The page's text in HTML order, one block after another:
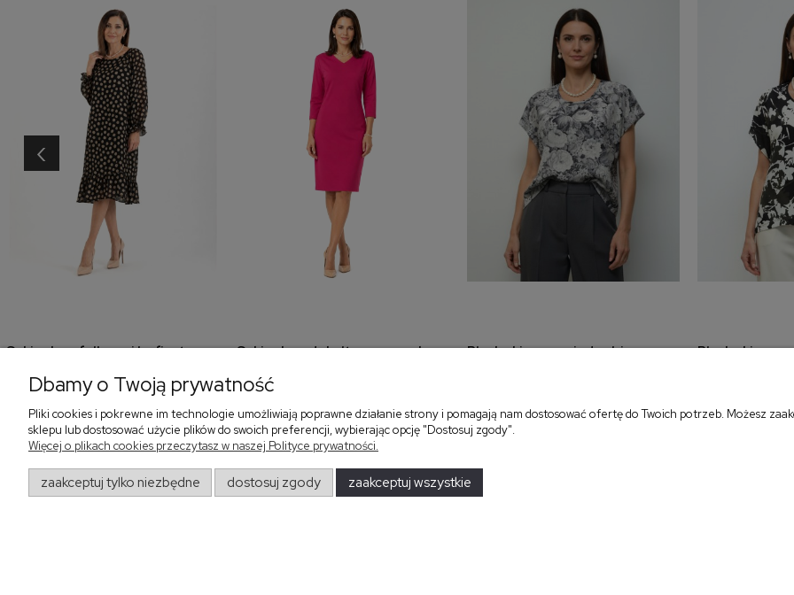
dodaj do koszyka
Sukienka z falbaną i bufiastym
579,00 zł
dodaj do koszyka
Sukienka z dekoltem w serek,
dodaj do koszyka
Bluzka kimono z jedwabiu w
dodaj
Bluzka kimono
‹
Regulaminy Obsługa zamówień
Dbamy o Twoją prywatność
Pliki cookies i pokrewne im technologie umożliwiają poprawne działanie strony i pomagają nam dostosować ofertę do Twoich potrzeb. Możesz
sklepu lub dostosować użycie plików do swoich preferencji, wybierając opcję "Dostosuj zgody".
Więcej o plikach cookies przeczytasz w naszej Polityce prywatności.
zaakceptuj tylko niezbędne dostosuj zgody zaakceptuj wszystkie